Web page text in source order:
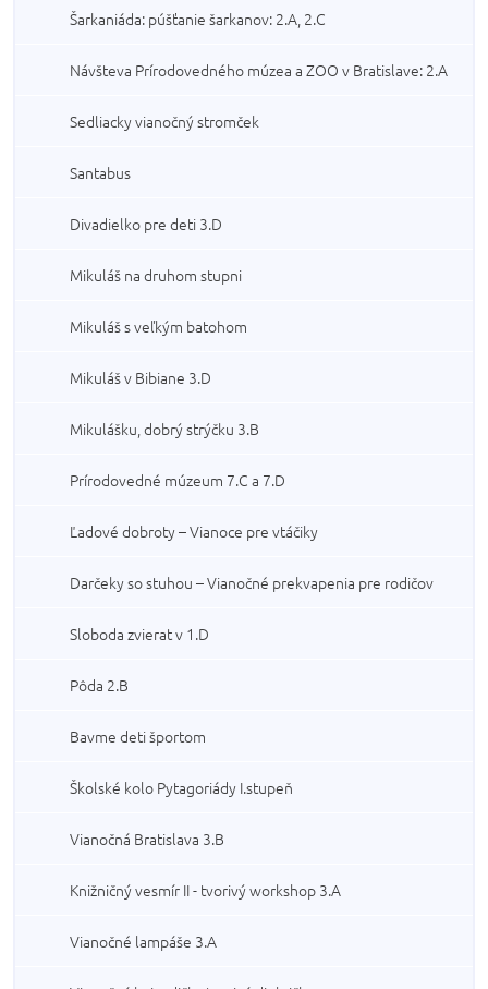
Šarkaniáda: púšťanie šarkanov: 2.A, 2.C
Návšteva Prírodovedného múzea a ZOO v Bratislave: 2.A
Sedliacky vianočný stromček
Santabus
Divadielko pre deti 3.D
Mikuláš na druhom stupni
Mikuláš s veľkým batohom
Mikuláš v Bibiane 3.D
Mikulášku, dobrý strýčku 3.B
Prírodovedné múzeum 7.C a 7.D
Ľadové dobroty – Vianoce pre vtáčiky
Darčeky so stuhou – Vianočné prekvapenia pre rodičov
Sloboda zvierat v 1.D
Pôda 2.B
Bavme deti športom
Školské kolo Pytagoriády I.stupeň
Vianočná Bratislava 3.B
Knižničný vesmír II - tvorivý workshop 3.A
Vianočné lampáše 3.A